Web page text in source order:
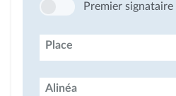
Premier
Place
Alinéa